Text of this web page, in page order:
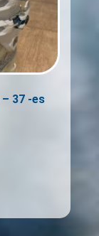
37 -es